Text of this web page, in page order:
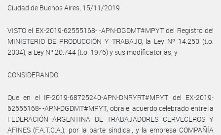
Ciudad de Buenos Aires, 15/11/2019
VISTO el EX-2019-62555168- -APN-DGDMT#MPYT del Registro del
MINISTERIO DE PRODUCCIÓN Y TRABAJO, la Ley Nº 14.250 (t.o.
2004), a Ley Nº 20.744 (t.o. 1976) y sus modificatorias, y
CONSIDERANDO:
Que en el IF-2019-68725240-APN-DNRYRT#MPYT del EX-2019-
62555168- -APN-DGDMT#MPYT, obra el acuerdo celebrado entre la
FEDERACIÓN ARGENTINA DE TRABAJADORES CERVECEROS Y
AFINES (F.A.T.C.A.), por la parte sindical, y la empresa COMPAÑÍA